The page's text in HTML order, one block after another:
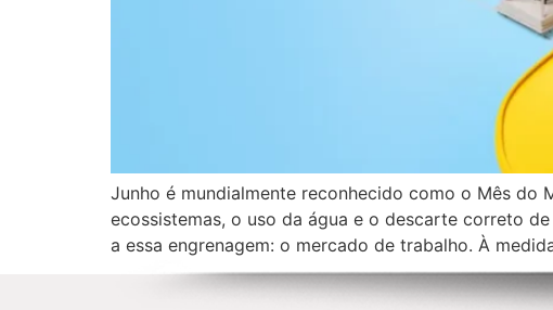
Junho é mundialmente reconhecido como o Mês do
ecossistemas, o uso da água e o descarte correto
a essa engrenagem: o mercado de trabalho. À